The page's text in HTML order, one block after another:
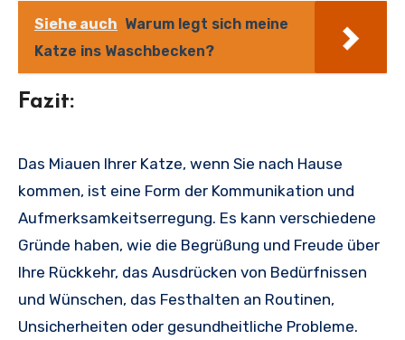
Siehe auch Warum legt sich meine
Katze ins Waschbecken?
Fazit:
Das Miauen Ihrer Katze, wenn Sie nach Hause
kommen, ist eine Form der Kommunikation und
Aufmerksamkeitserregung. Es kann verschiedene
Gründe haben, wie die Begrüßung und Freude über
Ihre Rückkehr, das Ausdrücken von Bedürfnissen
und Wünschen, das Festhalten an Routinen,
Unsicherheiten oder gesundheitliche Probleme.